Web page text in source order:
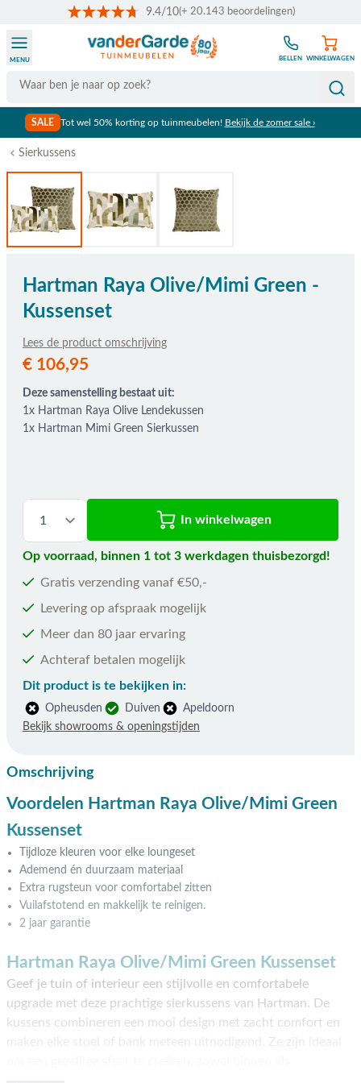
9.4/10(+ 20.143 beoordelingen)
Search
MENU BELLEN WINKELWAGEN
SALE Tot wel 50% korting op tuinmeubelen! Bekijk de zomer sale ›
Sierkussens
Hartman Raya Olive/Mimi Green -
Kussenset
Lees de product omschrijving
De prijs is afhankelijk van de gekozen opties
€ 106,95
Deze samenstelling bestaat uit:
1x Hartman Raya Olive Lendekussen
1x Hartman Mimi Green Sierkussen
In winkelwagen
Op voorraad, binnen 1 tot 3 werkdagen thuisbezorgd!
Gratis verzending vanaf €50,-
Levering op afspraak mogelijk
Meer dan 80 jaar ervaring
Achteraf betalen mogelijk
Dit product is te bekijken in:
Opheusden Duiven
Apeldoorn
Bekijk showrooms & openingstijden
Omschrijving
Voordelen Hartman Raya Olive/Mimi Green
Kussenset
Tijdloze kleuren voor elke loungeset
Ademend én duurzaam materiaal
Extra rugsteun voor comfortabel zitten
Vuilafstotend en makkelijk te reinigen.
2 jaar garantie
Hartman Raya Olive/Mimi Green Kussenset
Geef je tuin of interieur een stijlvolle en comfortabele
upgrade met deze prachtige sierkussens van Hartman. De
kussens combineren een mooi design met zacht comfort en
maken elke stoel of bank meteen uitnodigend. Ze zijn ideaal